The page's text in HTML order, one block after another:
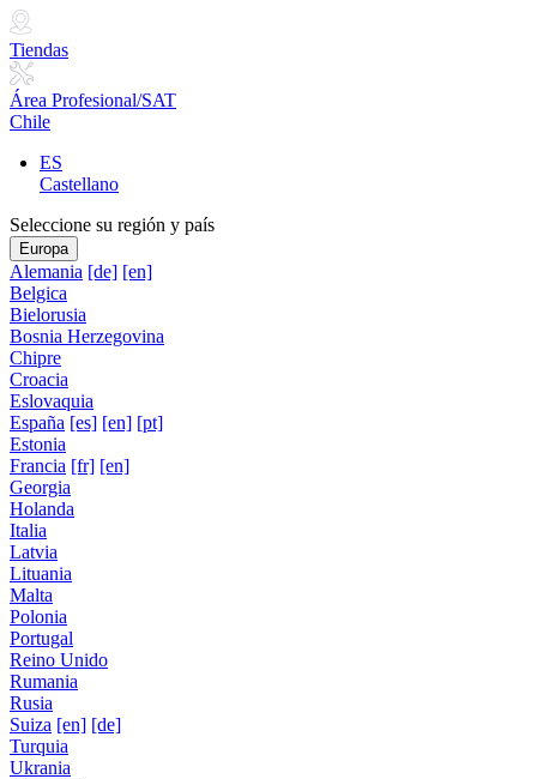
Tiendas
Área Profesional/SAT
Chile
ES
Castellano
Seleccione su región y país
Europa
Alemania [de] [en]
Belgica
Bielorusia
Bosnia Herzegovina
Chipre
Croacia
Eslovaquia
España [es] [en] [pt]
Estonia
Francia [fr] [en]
Georgia
Holanda
Italia
Latvia
Lituania
Malta
Polonia
Portugal
Reino Unido
Rumania
Rusia
Suiza [en] [de]
Turquia
Ukrania